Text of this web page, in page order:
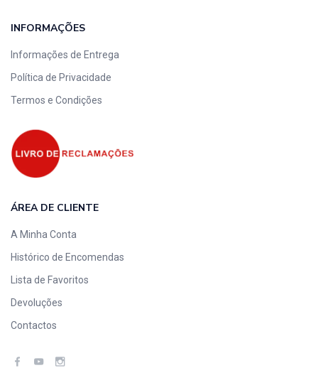
INFORMAÇÕES
Informações de Entrega
Política de Privacidade
Termos e Condições
ÁREA DE CLIENTE
A Minha Conta
Histórico de Encomendas
Lista de Favoritos
Devoluções
Contactos